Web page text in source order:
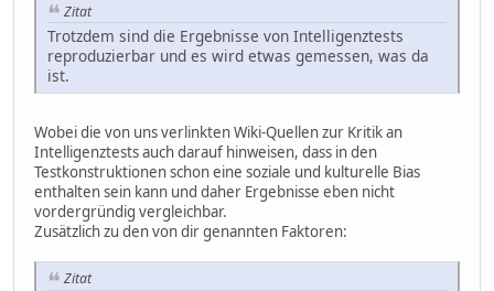
Zitat
Trotzdem sind die Ergebnisse von Intelligenztests
reproduzierbar und es wird etwas gemessen, was da
ist.
Wobei die von uns verlinkten Wiki-Quellen zur Kritik an
Intelligenztests auch darauf hinweisen, dass in den
Testkonstruktionen schon eine soziale und kulturelle Bias
enthalten sein kann und daher Ergebnisse eben nicht
vordergründig vergleichbar.
Zusätzlich zu den von dir genannten Faktoren:
Zitat